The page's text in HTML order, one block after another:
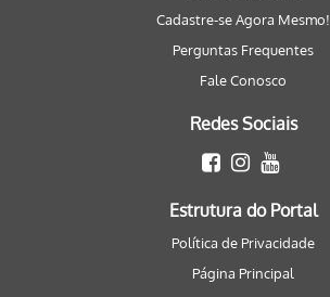
Cadastre-se Agora Mesmo!
Perguntas Frequentes
Fale Conosco
Redes Sociais
Estrutura do Portal
Política de Privacidade
Página Principal